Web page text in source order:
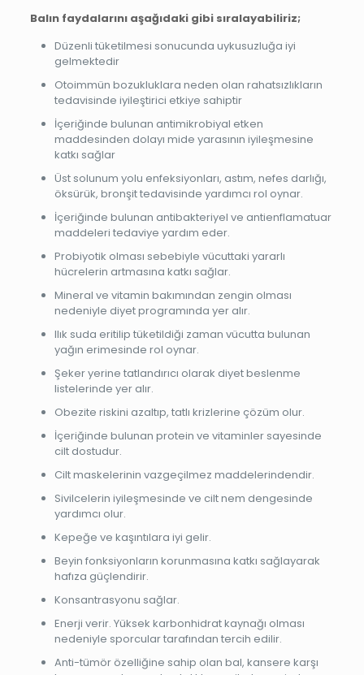
Balın faydalarını aşağıdaki gibi sıralayabiliriz;
Düzenli tüketilmesi sonucunda uykusuzluğa iyi
gelmektedir
Otoimmün bozukluklara neden olan rahatsızlıkların
tedavisinde iyileştirici etkiye sahiptir
İçeriğinde bulunan antimikrobiyal etken
maddesinden dolayı mide yarasının iyileşmesine
katkı sağlar
Üst solunum yolu enfeksiyonları, astım, nefes darlığı,
öksürük, bronşit tedavisinde yardımcı rol oynar.
İçeriğinde bulunan antibakteriyel ve antienflamatuar
maddeleri tedaviye yardım eder.
Probiyotik olması sebebiyle vücuttaki yararlı
hücrelerin artmasına katkı sağlar.
Mineral ve vitamin bakımından zengin olması
nedeniyle diyet programında yer alır.
Ilık suda eritilip tüketildiği zaman vücutta bulunan
yağın erimesinde rol oynar.
Şeker yerine tatlandırıcı olarak diyet beslenme
listelerinde yer alır.
Obezite riskini azaltıp, tatlı krizlerine çözüm olur.
İçeriğinde bulunan protein ve vitaminler sayesinde
cilt dostudur.
Cilt maskelerinin vazgeçilmez maddelerindendir.
Sivilcelerin iyileşmesinde ve cilt nem dengesinde
yardımcı olur.
Kepeğe ve kaşıntılara iyi gelir.
Beyin fonksiyonların korunmasına katkı sağlayarak
hafıza güçlendirir.
Konsantrasyonu sağlar.
Enerji verir. Yüksek karbonhidrat kaynağı olması
nedeniyle sporcular tarafından tercih edilir.
Anti-tümör özelliğine sahip olan bal, kansere karşı